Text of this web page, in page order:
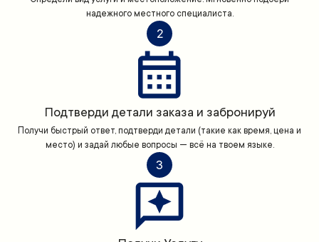
надежного местного специалиста.
2
Подтверди детали заказа и забронируй
Получи быстрый ответ, подтверди детали (такие как время, цена и
место) и задай любые вопросы — всё на твоем языке.
3